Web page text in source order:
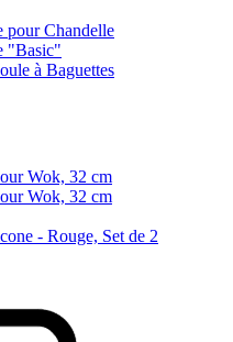
pour Chandelle
"Basic"
à Baguettes
Wok, 32 cm
Wok, 32 cm
- Rouge, Set de 2